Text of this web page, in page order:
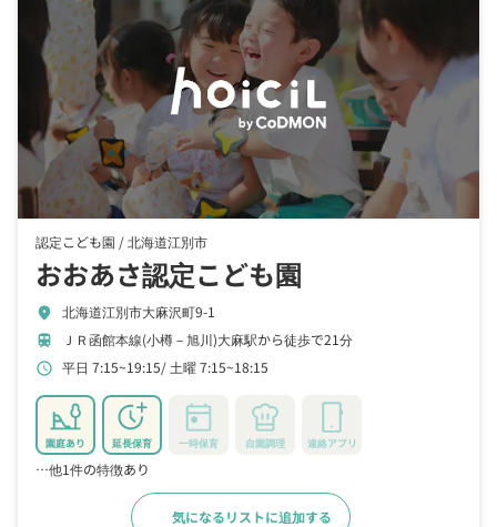
認定こども園 /北海道江別市
おおあさ認定こども園
location_on 北海道江別市大麻沢町9-1
train ＪＲ函館本線(小樽－旭川)大麻駅から徒歩で21分
schedule 平日 7:15~19:15 土曜 7:15~18:15
園庭あり 延長保育 一時保育 自園調理 連絡アプリ
…他1件の特徴あり
気になるリストに追加する